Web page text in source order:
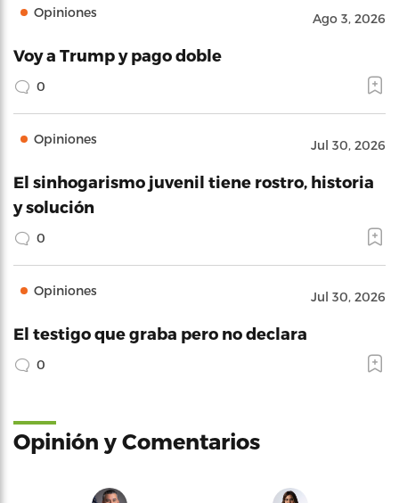
Opiniones Ago 3, 2026
Voy a Trump y pago doble
0
Opiniones Jul 30, 2026
El sinhogarismo juvenil tiene rostro, historia
y solución
0
Opiniones Jul 30, 2026
El testigo que graba pero no declara
0
Opinión y Comentarios